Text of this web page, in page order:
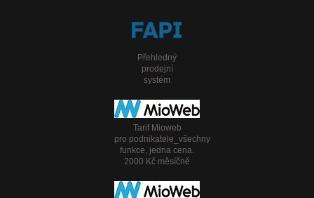
Přehledný
prodejní
systém
Tarif Mioweb
pro podnikatele_všechny
funkce, jedna cena.
2000 Kč měsíčně